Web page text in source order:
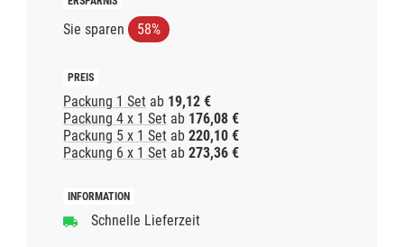
Sie sparen 58%
Packung 1 Set ab 19,12 €
Packung 4 x 1 Set ab 176,08 €
Packung 5 x 1 Set ab 220,10 €
Packung 6 x 1 Set ab 273,36 €
Schnelle Lieferzeit